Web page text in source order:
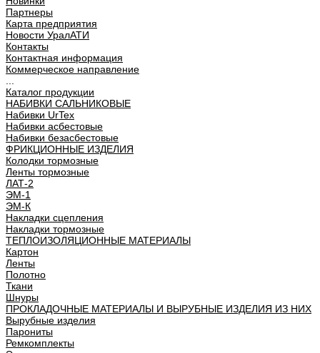
Партнеры
Карта предприятия
Новости УралАТИ
Контакты
Контактная информация
Коммерческое направление
Каталог продукции
НАБИВКИ САЛЬНИКОВЫЕ
Набивки UrTex
Набивки асбестовые
Набивки безасбестовые
ФРИКЦИОННЫЕ ИЗДЕЛИЯ
Колодки тормозные
Ленты тормозные
ЛАТ-2
ЭМ-1
ЭМ-К
Накладки сцепления
Накладки тормозные
ТЕПЛОИЗОЛЯЦИОННЫЕ МАТЕРИАЛЫ
Картон
Ленты
Полотно
Ткани
Шнуры
ПРОКЛАДОЧНЫЕ МАТЕРИАЛЫ И ВЫРУБНЫЕ ИЗДЕЛИЯ ИЗ НИХ
Вырубные изделия
Парониты
Ремкомплекты